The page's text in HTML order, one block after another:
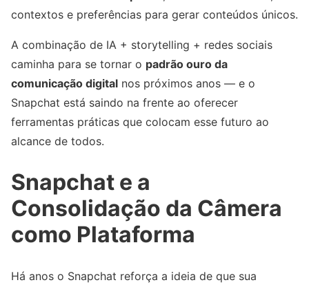
contextos e preferências para gerar conteúdos únicos.
A combinação de IA + storytelling + redes sociais
caminha para se tornar o padrão ouro da
comunicação digital nos próximos anos — e o
Snapchat está saindo na frente ao oferecer
ferramentas práticas que colocam esse futuro ao
alcance de todos.
Snapchat e a
Consolidação da Câmera
como Plataforma
Há anos o Snapchat reforça a ideia de que sua